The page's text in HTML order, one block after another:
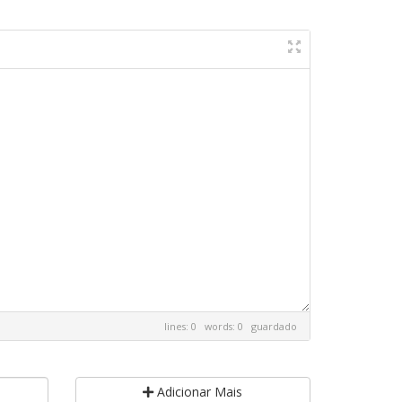
lines: 0 words: 0 guardado
Adicionar Mais